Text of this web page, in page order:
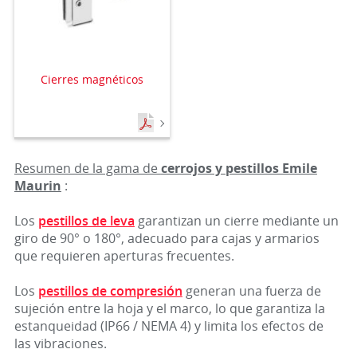
Cierres magnéticos
Resumen de la gama de cerrojos y pestillos Emile
Maurin :
Los pestillos de leva garantizan un cierre mediante un
giro de 90° o 180°, adecuado para cajas y armarios
que requieren aperturas frecuentes.
Los pestillos de compresión generan una fuerza de
sujeción entre la hoja y el marco, lo que garantiza la
estanqueidad (IP66 / NEMA 4) y limita los efectos de
las vibraciones.